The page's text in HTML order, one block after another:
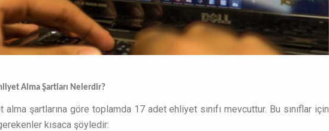
Alma Şartları Nelerdir?
şartlarına göre toplamda 17 adet ehliyet sınıfı mevcuttur. Bu sınıflar için
kısaca şöyledir: